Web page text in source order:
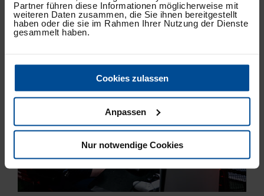
Partner führen diese Informationen möglicherweise mit
weiteren Daten zusammen, die Sie ihnen bereitgestellt
haben oder die sie im Rahmen Ihrer Nutzung der Dienste
gesammelt haben.
Cookies zulassen
Anpassen
Nur notwendige Cookies